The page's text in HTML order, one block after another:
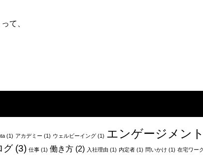
て、
(1) アカデミー (1) ウェルビーイング (1) エンゲージメント
グ(3) 仕事 (1) 働き方 (2) 入社理由 (1) 内定者 (1) 問いかけ (1) 在宅ワーク